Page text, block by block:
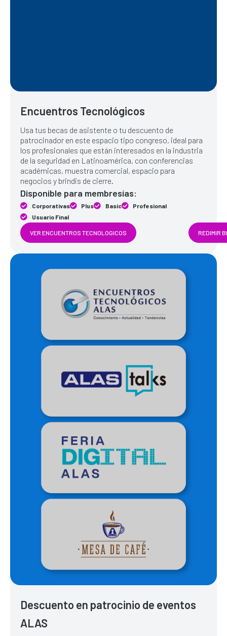
Encuentros Tecnológicos
Usa tus becas de asistente o tu descuento de
patrocinador en este espacio tipo congreso, ideal para
los profesionales que están interesados en la industria
de la seguridad en Latinoamérica, con conferencias
académicas, muestra comercial, espacio para
negocios y brindis de cierre.
Disponible para membresías:
Corporativas Plus Basic
Profesional
Usuario Final
VER ENCUENTROS TECNOLOGICOS REDIMIR
Descuento en patrocinio de eventos
ALAS